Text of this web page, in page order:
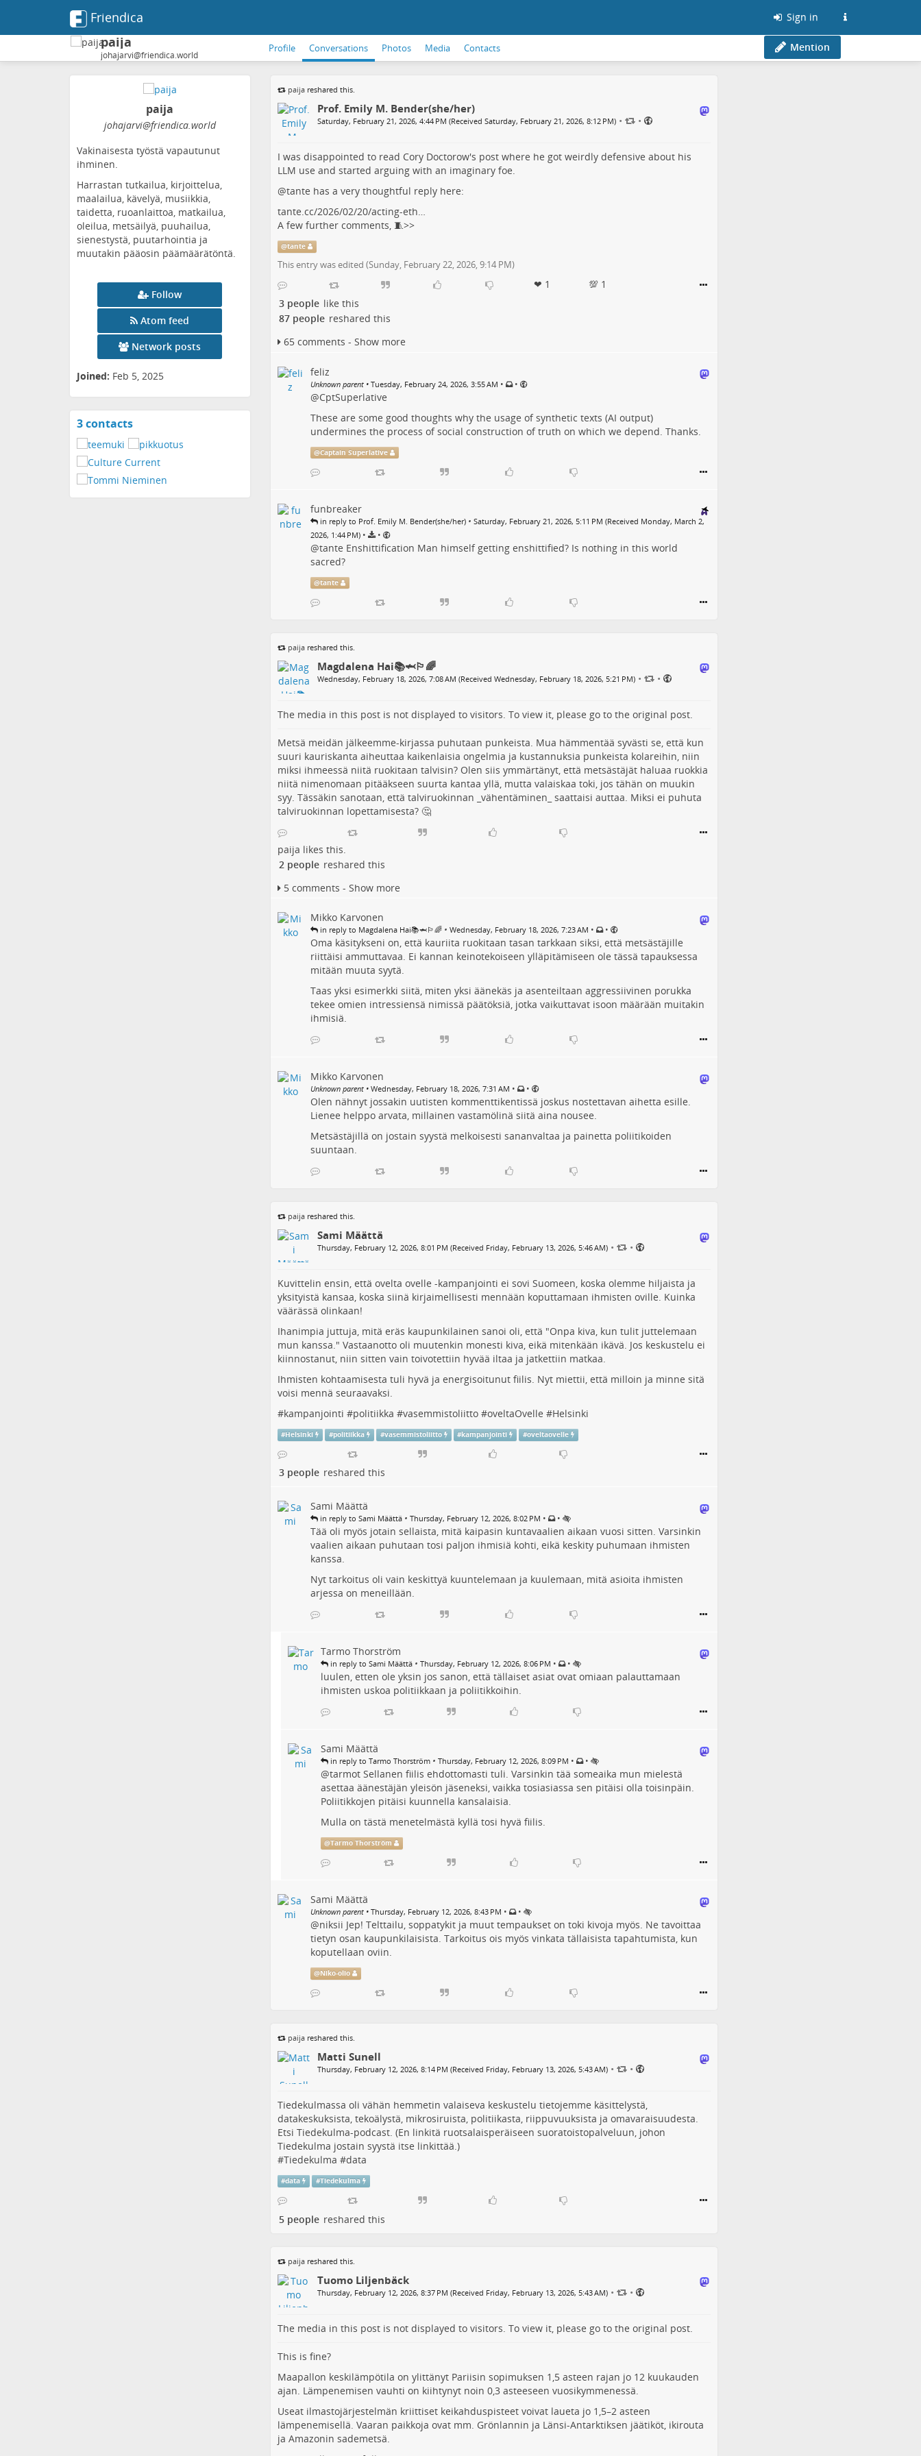
Friendica Sign in
paija
johajarvi@friendica.world
Profile Conversations Photos Media Contacts Mention
paija
johajarvi@friendica.world
Vakinaisesta työstä vapautunut
ihminen.
Harrastan tutkailua, kirjoittelua,
maalailua, kävelyä, musiikkia,
taidetta, ruoanlaittoa, matkailua,
oleilua, metsäilyä, puuhailua,
sienestystä, puutarhointia ja
muutakin pääosin päämäärätöntä.
Follow
Atom feed
Network posts
Joined: Feb 5, 2025
3 contactsView
contacts
paijareshared this.
Prof. Emily M. Bender(she/her)
Saturday, February 21, 2026, 4:44 PM (Received Saturday, February 21, 2026, 8:12 PM) • •
I was disappointed to read Cory Doctorow's post where he got weirdly defensive about his
LLM use and started arguing with an imaginary foe.
@tante has a very thoughtful reply here:
tante.cc/2026/02/20/acting-eth…
A few further comments, 🧵>>
@tante
This entry was edited (Sunday, February 22, 2026, 9:14 PM)
❤ 1
💯 1
3 people like this
87 people reshared this
65 comments - Show more
feliz
Unknown parent • Tuesday, February 24, 2026, 3:55 AM • •
@CptSuperlative
These are some good thoughts why the usage of synthetic texts (AI output)
undermines the process of social construction of truth on which we depend. Thanks.
@Captain Superlative
funbreaker
in reply to Prof. Emily M. Bender(she/her) • Saturday, February 21, 2026, 5:11 PM (Received Monday, March 2,
2026, 1:44 PM) • •
@tante Enshittification Man himself getting enshittified? Is nothing in this world
sacred?
@tante
paijareshared this.
Magdalena Hai📚🦈🏳️‍🌈
Wednesday, February 18, 2026, 7:08 AM (Received Wednesday, February 18, 2026, 5:21 PM) • •
The media in this post is not displayed to visitors. To view it, please go to the original post.
Metsä meidän jälkeemme-kirjassa puhutaan punkeista. Mua hämmentää syvästi se, että kun
suuri kauriskanta aiheuttaa kaikenlaisia ongelmia ja kustannuksia punkeista kolareihin, niin
miksi ihmeessä niitä ruokitaan talvisin? Olen siis ymmärtänyt, että metsästäjät haluaa ruokkia
niitä nimenomaan pitääkseen suurta kantaa yllä, mutta valaiskaa toki, jos tähän on muukin
syy. Tässäkin sanotaan, että talviruokinnan _vähentäminen_ saattaisi auttaa. Miksi ei puhuta
talviruokinnan lopettamisesta? 🤔
paija likes this.
2 people reshared this
5 comments - Show more
Mikko Karvonen
in reply to Magdalena Hai📚🦈🏳️‍🌈 • Wednesday, February 18, 2026, 7:23 AM • •
Oma käsitykseni on, että kauriita ruokitaan tasan tarkkaan siksi, että metsästäjille
riittäisi ammuttavaa. Ei kannan keinotekoiseen ylläpitämiseen ole tässä tapauksessa
mitään muuta syytä.
Taas yksi esimerkki siitä, miten yksi äänekäs ja asenteiltaan aggressiivinen porukka
tekee omien intressiensä nimissä päätöksiä, jotka vaikuttavat isoon määrään muitakin
ihmisiä.
Mikko Karvonen
Unknown parent • Wednesday, February 18, 2026, 7:31 AM • •
Olen nähnyt jossakin uutisten kommenttikentissä joskus nostettavan aihetta esille.
Lienee helppo arvata, millainen vastamölinä siitä aina nousee.
Metsästäjillä on jostain syystä melkoisesti sananvaltaa ja painetta poliitikoiden
suuntaan.
paijareshared this.
Sami Määttä
Thursday, February 12, 2026, 8:01 PM (Received Friday, February 13, 2026, 5:46 AM) • •
Kuvittelin ensin, että ovelta ovelle -kampanjointi ei sovi Suomeen, koska olemme hiljaista ja
yksityistä kansaa, koska siinä kirjaimellisesti mennään koputtamaan ihmisten oville. Kuinka
väärässä olinkaan!
Ihanimpia juttuja, mitä eräs kaupunkilainen sanoi oli, että "Onpa kiva, kun tulit juttelemaan
mun kanssa." Vastaanotto oli muutenkin monesti kiva, eikä mitenkään ikävä. Jos keskustelu ei
kiinnostanut, niin sitten vain toivotettiin hyvää iltaa ja jatkettiin matkaa.
Ihmisten kohtaamisesta tuli hyvä ja energisoitunut fiilis. Nyt miettii, että milloin ja minne sitä
voisi mennä seuraavaksi.
#kampanjointi #politiikka #vasemmistoliitto#oveltaOvelle #Helsinki
#Helsinki #politiikka #vasemmistoliitto #kampanjointi #oveltaovelle
3 people reshared this
Sami Määttä
in reply to Sami Määttä • Thursday, February 12, 2026, 8:02 PM • •
Tää oli myös jotain sellaista, mitä kaipasin kuntavaalien aikaan vuosi sitten. Varsinkin
vaalien aikaan puhutaan tosi paljon ihmisiä kohti, eikä keskity puhumaan ihmisten
kanssa.
Nyt tarkoitus oli vain keskittyä kuuntelemaan ja kuulemaan, mitä asioita ihmisten
arjessa on meneillään.
Tarmo Thorström
in reply to Sami Määttä • Thursday, February 12, 2026, 8:06 PM • •
luulen, etten ole yksin jos sanon, että tällaiset asiat ovat omiaan palauttamaan
ihmisten uskoa politiikkaan ja poliitikkoihin.
Sami Määttä
in reply to Tarmo Thorström • Thursday, February 12, 2026, 8:09 PM • •
@tarmotSellanen fiilis ehdottomasti tuli. Varsinkin tää someaika mun mielestä
asettaa äänestäjän yleisön jäseneksi, vaikka tosiasiassa sen pitäisi olla toisinpäin.
Poliitikkojen pitäisi kuunnella kansalaisia.
Mulla on tästä menetelmästä kyllä tosi hyvä fiilis.
@Tarmo Thorström
Sami Määttä
Unknown parent • Thursday, February 12, 2026, 8:43 PM • •
@niksii Jep! Telttailu, soppatykit ja muut tempaukset on toki kivoja myös. Ne tavoittaa
tietyn osan kaupunkilaisista. Tarkoitus ois myös vinkata tällaisista tapahtumista, kun
koputellaan oviin.
@Niko-olio
paijareshared this.
Matti Sunell
Thursday, February 12, 2026, 8:14 PM (Received Friday, February 13, 2026, 5:43 AM) • •
Tiedekulmassa oli vähän hemmetin valaiseva keskustelu tietojemme käsittelystä,
datakeskuksista, tekoälystä, mikrosiruista, politiikasta, riippuvuuksista ja omavaraisuudesta.
Etsi Tiedekulma-podcast. (En linkitä ruotsalaisperäiseen suoratoistopalveluun, johon
Tiedekulma jostain syystä itse linkittää.)
#Tiedekulma #data
#data #Tiedekulma
5 people reshared this
paijareshared this.
Tuomo Liljenbäck
Thursday, February 12, 2026, 8:37 PM (Received Friday, February 13, 2026, 5:43 AM) • •
The media in this post is not displayed to visitors. To view it, please go to the original post.
This is fine?
Maapallon keskilämpötila on ylittänyt Pariisin sopimuksen 1,5 asteen rajan jo 12 kuukauden
ajan. Lämpenemisen vauhti on kiihtynyt noin 0,3 asteeseen vuosikymmenessä.
Useat ilmastojärjestelmän kriittiset keikahduspisteet voivat laueta jo 1,5–2 asteen
lämpenemisellä. Vaaran paikkoja ovat mm. Grönlannin ja Länsi-Antarktiksen jäätiköt, ikirouta
ja Amazonin sademetsä.